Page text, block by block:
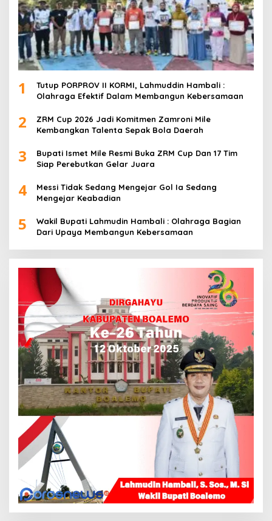
1
Tutup PORPROV II KORMI, Lahmuddin Hambali :
Olahraga Efektif Dalam Membangun Kebersamaan
2
ZRM Cup 2026 Jadi Komitmen Zamroni Mile
Kembangkan Talenta Sepak Bola Daerah
3
Bupati Ismet Mile Resmi Buka ZRM Cup Dan 17 Tim
Siap Perebutkan Gelar Juara
4
Messi Tidak Sedang Mengejar Gol Ia Sedang
Mengejar Keabadian
5
Wakil Bupati Lahmudin Hambali : Olahraga Bagian
Dari Upaya Membangun Kebersamaan